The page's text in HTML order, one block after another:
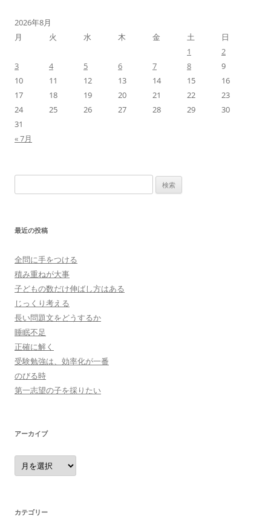
2026年8月
月
火 水 木 金 土
日
1
2
3
4 5 6 7 8
9
10
11 12 13 14 15
16
17
18 19 20 21 22
23
24
25 26 27 28 29
30
31
« 7月
索:
最近の投稿
全問に手をつける
積み重ねが大事
子どもの数だけ伸ばし方はある
じっくり考える
長い問題文をどうするか
睡眠不足
正確に解く
受験勉強は、効率化が一番
のびる時
第一志望の子を採りたい
アーカイブ
ア
ー
カ
カテゴリー